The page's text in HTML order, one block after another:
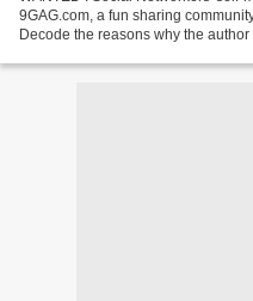
9GAG.com, a fun sharing
Decode the reasons why the